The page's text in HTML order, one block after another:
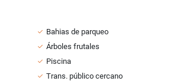
Bahias de parqueo
Árboles frutales
Piscina
Trans. público cercano